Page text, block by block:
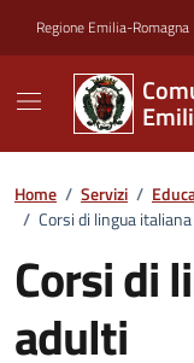
Regione Emilia-Romagna
Home / Servizi /
/ Corsi di lingua
Corsi di
adulti